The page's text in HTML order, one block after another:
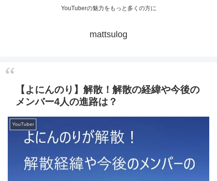
YouTuberの魅力をもっと多くの方に
mattsulog
【よにんのり】解散！解散の経緯や今後の
メンバー4人の進路は？
YouTuber